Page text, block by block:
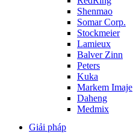
Shenmao
Somar Corp.
Stockmeier
Lamieux
Balver Zinn
Peters
Kuka
Markem Imaje
Daheng
Medmix
Giải pháp